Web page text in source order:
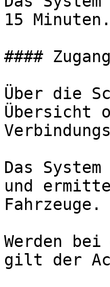
15 Minuten.
####
Über die
Übersicht
Das
und
Fahrzeuge.
Werden
gilt der